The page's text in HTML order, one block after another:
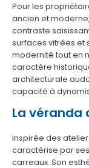
Pour les
ancien et
contraste
surfaces vitrées et
modernité tout en
caractère
architecturale
capacité à
La véranda
Inspirée des
caractérise par
carreaux. Son